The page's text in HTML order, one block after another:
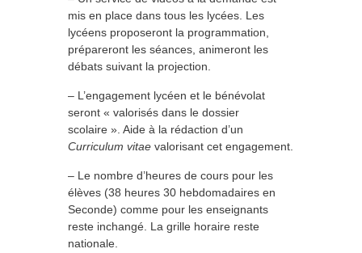
mis en place dans tous les lycées. Les
lycéens proposeront la programmation,
prépareront les séances, animeront les
débats suivant la projection.
– L’engagement lycéen et le bénévolat
seront « valorisés dans le dossier
scolaire ». Aide à la rédaction d’un
Curriculum vitae valorisant cet engagement.
– Le nombre d’heures de cours pour les
élèves (38 heures 30 hebdomadaires en
Seconde) comme pour les enseignants
reste inchangé. La grille horaire reste
nationale.